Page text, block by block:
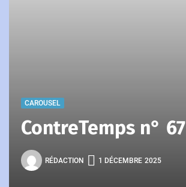
CAROUSEL
ContreTemps n° 67
RÉDACTION 1 DÉCEMBRE 2025